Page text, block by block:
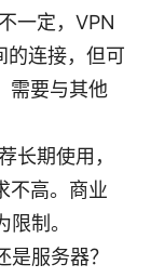
一定，VPN
的连接，但可
需要与其他
长期使用，
不高。商业
制。
服务器？